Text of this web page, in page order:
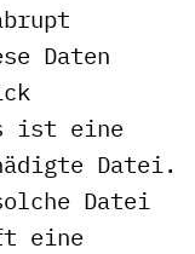
Daten
ist eine
Datei.
Datei
eine